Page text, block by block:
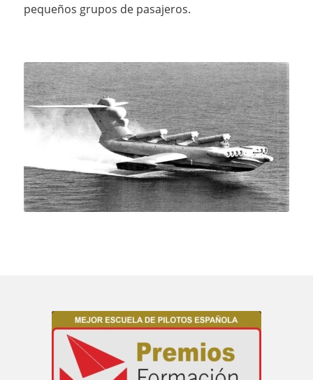
pequeños grupos de pasajeros.